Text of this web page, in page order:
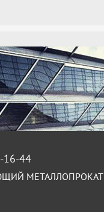
16-44
МЕТАЛЛОПРОКАТ